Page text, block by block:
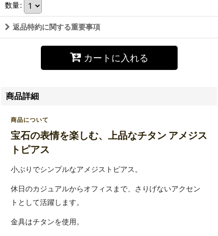
数量:
返品特約に関する重要事項
カートに入れる
商品詳細
商品について
宝石の表情を楽しむ、上品なチタン アメジス
トピアス
小ぶりでシンプルなアメジストピアス。
休日のカジュアルからオフィスまで、さりげないアクセン
トとして活躍します。
金具はチタンを使用。